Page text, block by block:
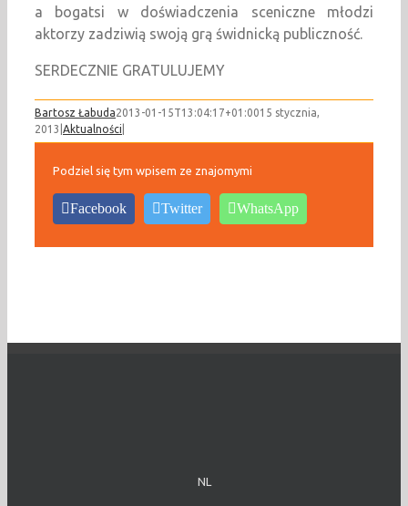
a bogatsi w doświadczenia sceniczne młodzi
aktorzy zadziwią swoją grą świdnicką publiczność.
SERDECZNIE GRATULUJEMY
Bartosz Łabuda2013-01-15T13:04:17+01:0015 stycznia,
2013 Aktualności
Podziel się tym wpisem ze znajomymi
Facebook Twitter WhatsApp
NL